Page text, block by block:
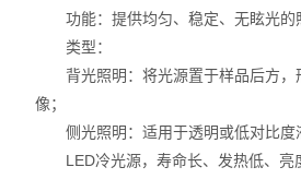
功能：提供均匀、稳定、无眩光的
类型：
背光照明：将光源置于样品后方，
像；
侧光照明：适用于透明或低对比度
LED冷光源，寿命长、发热低、亮